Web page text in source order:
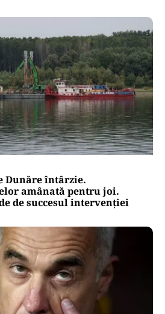
Dunăre întârzie.
amânată pentru joi.
de succesul intervenției